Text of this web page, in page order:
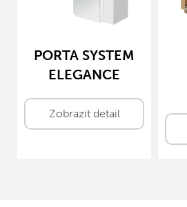
PORTA SYSTEM
ELEGANCE
Zobrazit detail